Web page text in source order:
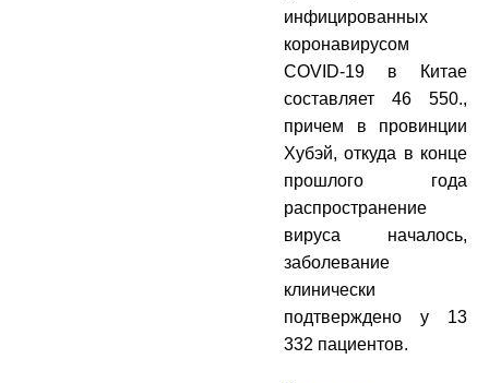
инфицированных
коронавирусом
COVID-19 в Китае
составляет 46 550.,
причем в провинции
Хубэй, откуда в конце
прошлого года
распространение
вируса началось,
заболевание
клинически
подтверждено у 13
332 пациентов.